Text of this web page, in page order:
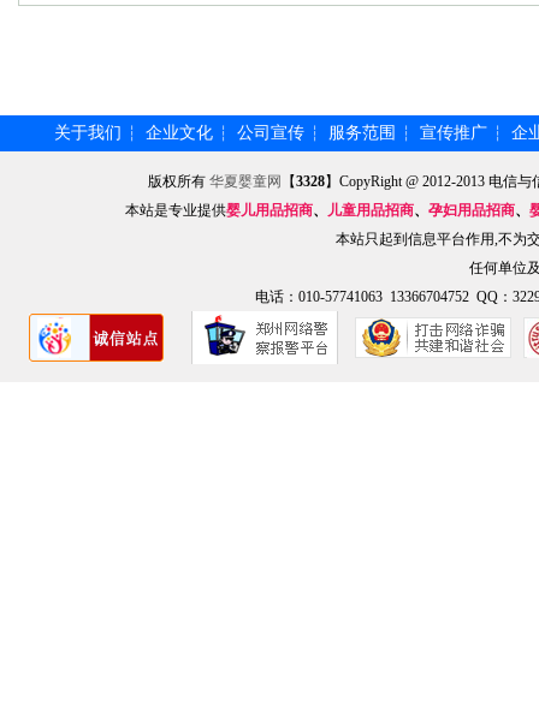
关于我们 ┆ 企业文化 ┆ 公司宣传 ┆ 服务范围 ┆ 宣传推广 ┆ 企
版权所有华夏婴童网 【3328】CopyRight @ 2012-2013 电信
本站是专业提供婴儿用品招商、 儿童用品招商、 孕妇用品招商、
本站只起到信息平台作用,不为
任何单位
电话：010-57741063 13366704752 QQ：